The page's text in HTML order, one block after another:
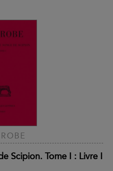
Scipion. Tome I : Livre I